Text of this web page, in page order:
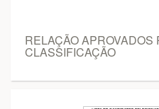
RELAÇÃO APROVADOS
CLASSIFICAÇÃO